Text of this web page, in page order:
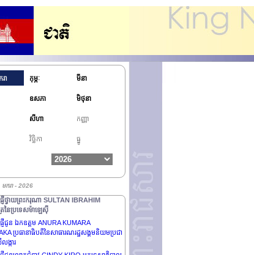
ា កុម្ភៈ មីនា
ឧសភា មិថុនា
សីហា កញ្ញា
វិច្ឆិកា ធ្នូ
មករា - 2026
ញើថ្វាយព្រះករុណា SULTAN IBRAHIM
រនៃប្រទេសម៉ាឡេស៊ី
ញើជូន ឯកឧត្តម ANURA KUMARA
ប្រធានាធិបតីនៃសាធារណរដ្ឋសង្គមនិយមប្រជា
ង្ការ